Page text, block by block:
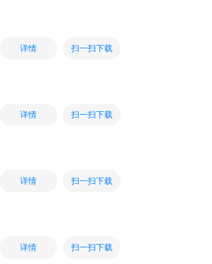
详情 扫一扫下载
详情 扫一扫下载
详情 扫一扫下载
详情 扫一扫下载